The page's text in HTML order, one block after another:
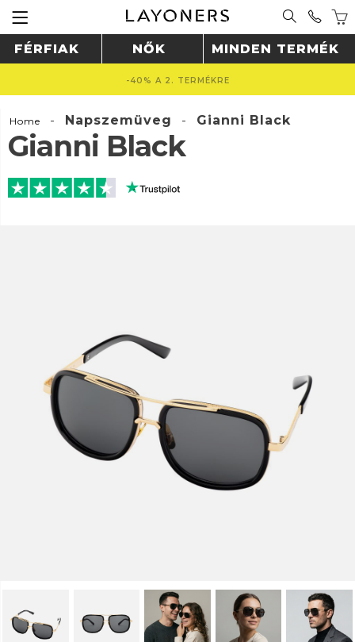
FÉRFIAK NŐK MINDEN TERMÉK
INGYENES SZÁLLÍTÁS 22990 FT FELETT 🚚
Home - Napszemüveg - Gianni Black
Gianni Black